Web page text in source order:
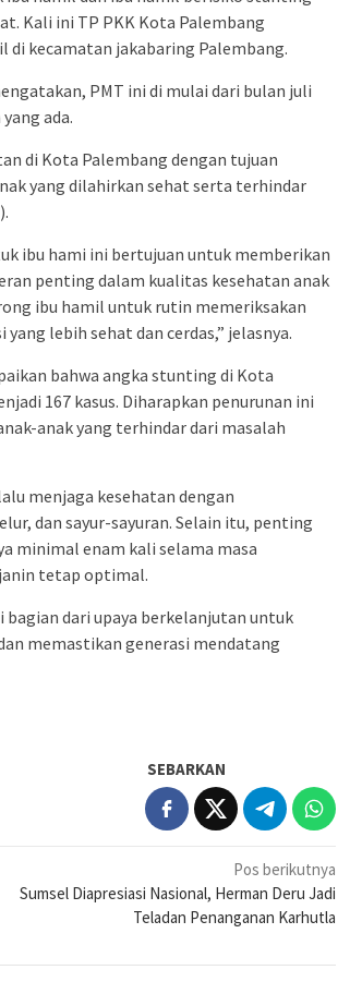
Kali ini TP PKK Kota Palembang
kecamatan jakabaring Palembang.
PMT ini di mulai dari bulan juli
ada.
di Kota Palembang dengan tujuan
yang dilahirkan sehat serta terhindar
ibu hami ini bertujuan untuk memberikan
penting dalam kualitas kesehatan anak
ibu hamil untuk rutin memeriksakan
lebih sehat dan cerdas,” jelasnya.
bahwa angka stunting di Kota
167 kasus. Diharapkan penurunan ini
anak yang terhindar dari masalah
menjaga kesehatan dengan
dan sayur-sayuran. Selain itu, penting
minimal enam kali selama masa
tetap optimal.
dari upaya berkelanjutan untuk
memastikan generasi mendatang
SEBARKAN
Pos berikutnya
Sumsel Diapresiasi Nasional, Herman Deru Jadi
Teladan Penanganan Karhutla